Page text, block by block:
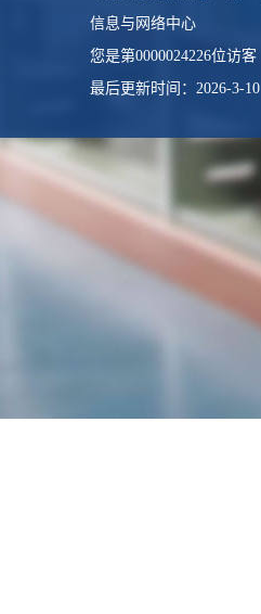
信息与网络中心
您是第0000024226位访客
最后更新时间： 2026-3-10